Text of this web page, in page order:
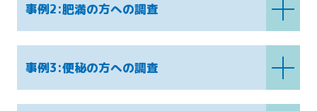
事例2:肥満の方への調査
事例3:便秘の方への調査